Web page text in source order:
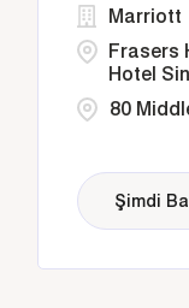
80
Marriott
Frasers
Hotel
Şimdi